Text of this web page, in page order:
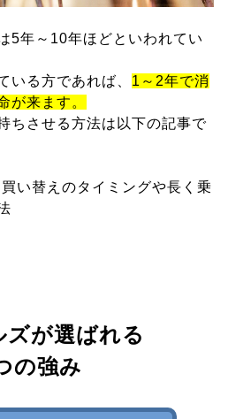
5年～10年ほどといわれてい
いる方であれば、 1～2年で消
が来ます。
ちさせる方法は以下の記事で
い替えのタイミングや長く乗
ズが選ばれる
の強み